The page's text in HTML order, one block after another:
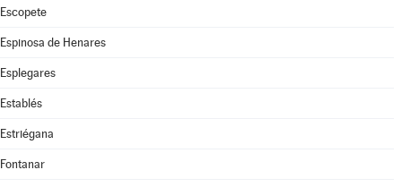
Escopete
Espinosa de Henares
Esplegares
Establés
Estriégana
Fontanar